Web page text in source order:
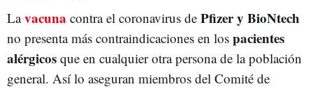
Lavacuna contra el coronavirus de Pfizer y BioNtech
no presenta más contraindicaciones en los pacientes
alérgicos que en cualquier otra persona de la población
general. Así lo aseguran miembros del Comité de